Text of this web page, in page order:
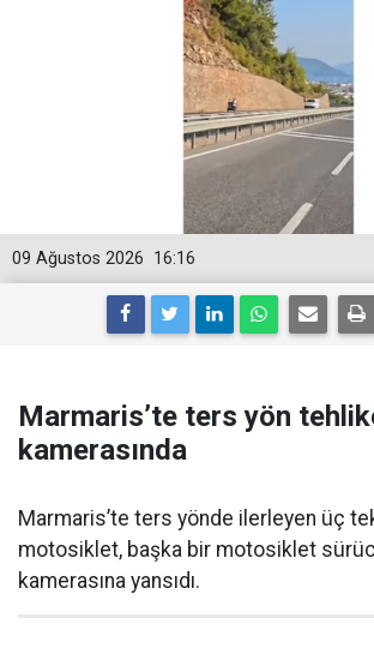
16:16
09 Ağustos 2026
Marmaris’te ters yön
kamerasında
Marmaris’te ters yönde ilerleyen üç
motosiklet, başka bir motosiklet
kamerasına yansıdı.